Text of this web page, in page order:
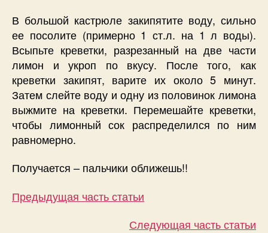
В большой кастрюле закипятите воду, сильно
ее посолите (примерно 1 ст.л. на 1 л воды).
Всыпьте креветки, разрезанный на две части
лимон и укроп по вкусу. После того, как
креветки закипят, варите их около 5 минут.
Затем слейте воду и одну из половинок лимона
выжмите на креветки. Перемешайте креветки,
чтобы лимонный сок распределился по ним
равномерно.
Получается – пальчики оближешь!!
Предыдущая часть статьи
Следующая часть статьи